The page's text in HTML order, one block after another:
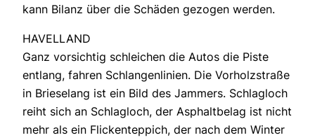
kann Bilanz über die Schäden gezogen werden.
HAVELLAND
Ganz vorsichtig schleichen die Autos die Piste
entlang, fahren Schlangenlinien. Die Vorholzstraße
in Brieselang ist ein Bild des Jammers. Schlagloch
reiht sich an Schlagloch, der Asphaltbelag ist nicht
mehr als ein Flickenteppich, der nach dem Winter